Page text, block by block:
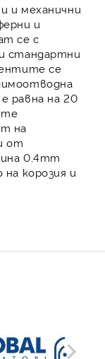
и механични
и
се с
стандартни
се
равна на 20
на
от
0,4mm
корозия и